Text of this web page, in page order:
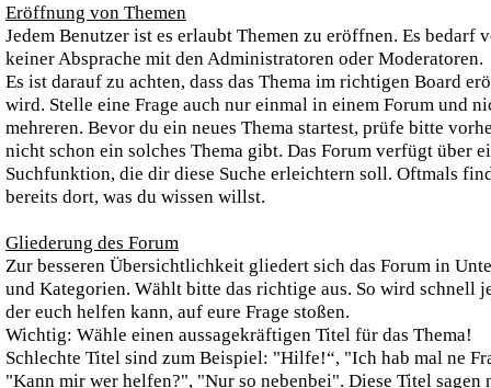
Eröffnung von Themen
Jedem Benutzer ist es erlaubt Themen zu eröffnen. Es bedarf
keiner Absprache mit den Administratoren oder Moderatoren.
Es ist darauf zu achten, dass das Thema im richtigen Board
wird. Stelle eine Frage auch nur einmal in einem Forum und
mehreren. Bevor du ein neues Thema startest, prüfe bitte
nicht schon ein solches Thema gibt. Das Forum verfügt über
Suchfunktion, die dir diese Suche erleichtern soll. Oftmals
bereits dort, was du wissen willst.
Gliederung des Forum
Zur besseren Übersichtlichkeit gliedert sich das Forum in
und Kategorien. Wählt bitte das richtige aus. So wird schnell
der euch helfen kann, auf eure Frage stoßen.
Wichtig: Wähle einen aussagekräftigen Titel für das Thema!
Schlechte Titel sind zum Beispiel: "Hilfe!“, "Ich hab mal ne
"Kann mir wer helfen?", "Nur so nebenbei". Diese Titel sagen